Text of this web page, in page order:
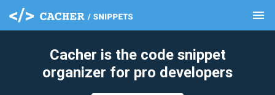
menu
Cacher is the code snippet
organizer for pro developers
clear